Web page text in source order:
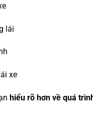
lái
xe
hiểu rõ hơn về quá